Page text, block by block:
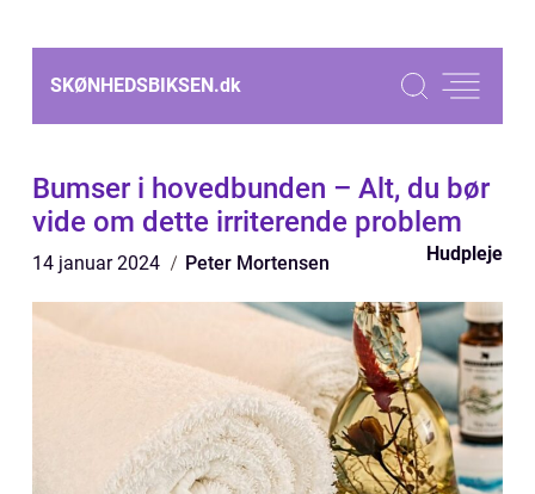
SKØNHEDSBIKSEN.dk
Bumser i hovedbunden – Alt, du bør
vide om dette irriterende problem
14 januar 2024 Peter Mortensen Hudpleje